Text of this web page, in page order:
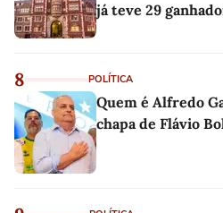
já teve 29
8 POLÍTICA
Quem é Alfredo
chapa de Flávio